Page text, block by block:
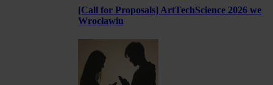
[Call for Proposals] ArtTechScience 2026 we
Wrocławiu